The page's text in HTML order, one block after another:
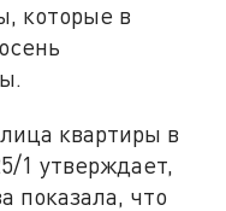
которые в
квартиры в
1 утверждает,
показала, что